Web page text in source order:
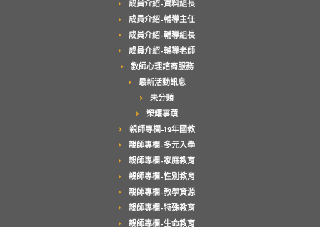
成員介紹–資料組長
成員介紹–輔導主任
成員介紹–輔導組長
成員介紹–輔導老師
教師心理諮商服務
最新活動訊息
未分類
榮耀事蹟
親師專欄–12年國教
親師專欄–多元入學
親師專欄–家庭教育
親師專欄–性別教育
親師專欄–教學資源
親師專欄–特殊教育
親師專欄–生命教育